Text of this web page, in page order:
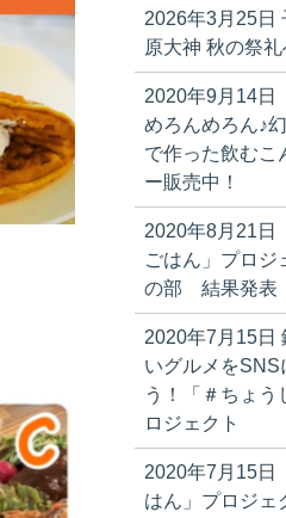
2026年3月25日
原大神 秋の祭礼
2020年9月14日
めろんめろん♪
で作った飲むこ
ー販売中！
2020年8月21日
ごはん」プロ
の部 結果発表
2020年7月15日
いグルメをSNS
う！「＃ちょう
ロジェクト
2020年7月15日
はん」プロジェ